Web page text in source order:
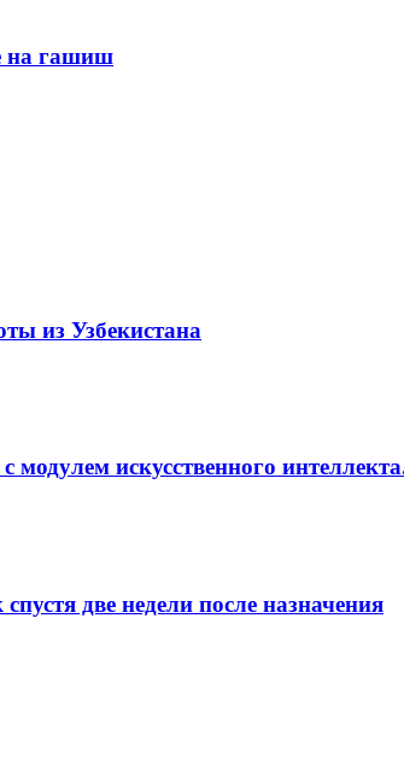
на гашиш
из Узбекистана
искусственного
две недели после назначения